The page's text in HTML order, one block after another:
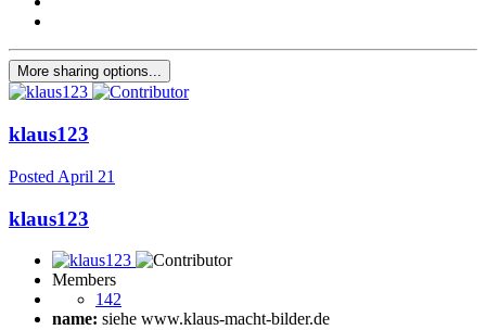
More sharing options...
klaus123
Posted April 21
klaus123
Members
142
name: siehe www.klaus-macht-bilder.de